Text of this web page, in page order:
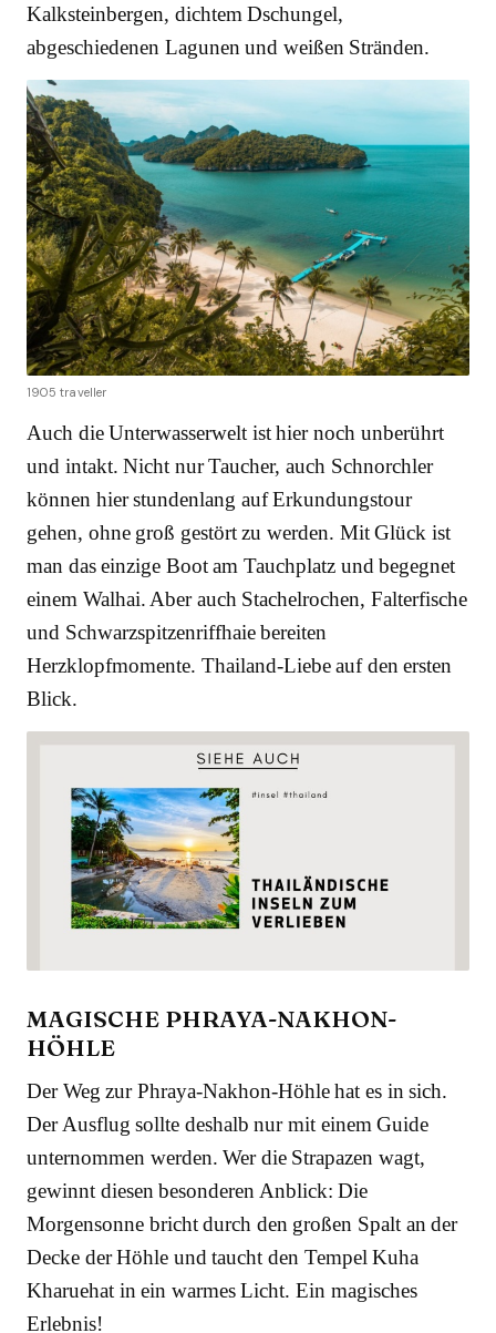
Kalksteinbergen, dichtem Dschungel,
abgeschiedenen Lagunen und weißen Stränden.
1905 traveller
Auch die Unterwasserwelt ist hier noch unberührt
und intakt. Nicht nur Taucher, auch Schnorchler
können hier stundenlang auf Erkundungstour
gehen, ohne groß gestört zu werden. Mit Glück ist
man das einzige Boot am Tauchplatz und begegnet
einem Walhai. Aber auch Stachelrochen, Falterfische
und Schwarzspitzenriffhaie bereiten
Herzklopfmomente. Thailand-Liebe auf den ersten
Blick.
MAGISCHE PHRAYA-NAKHON-
HÖHLE
Der Weg zur Phraya-Nakhon-Höhle hat es in sich.
Der Ausflug sollte deshalb nur mit einem Guide
unternommen werden. Wer die Strapazen wagt,
gewinnt diesen besonderen Anblick: Die
Morgensonne bricht durch den großen Spalt an der
Decke der Höhle und taucht den Tempel Kuha
Kharuehat in ein warmes Licht. Ein magisches
Erlebnis!